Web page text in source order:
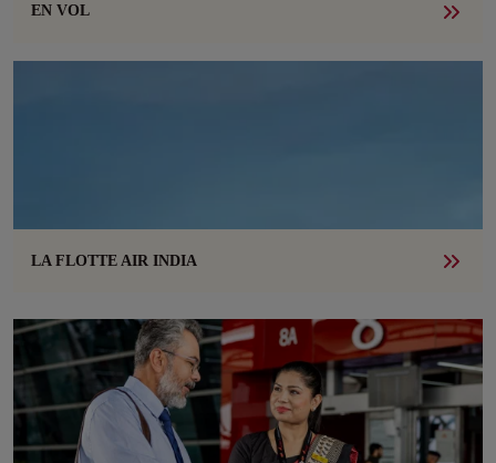
EN VOL
LA FLOTTE AIR INDIA